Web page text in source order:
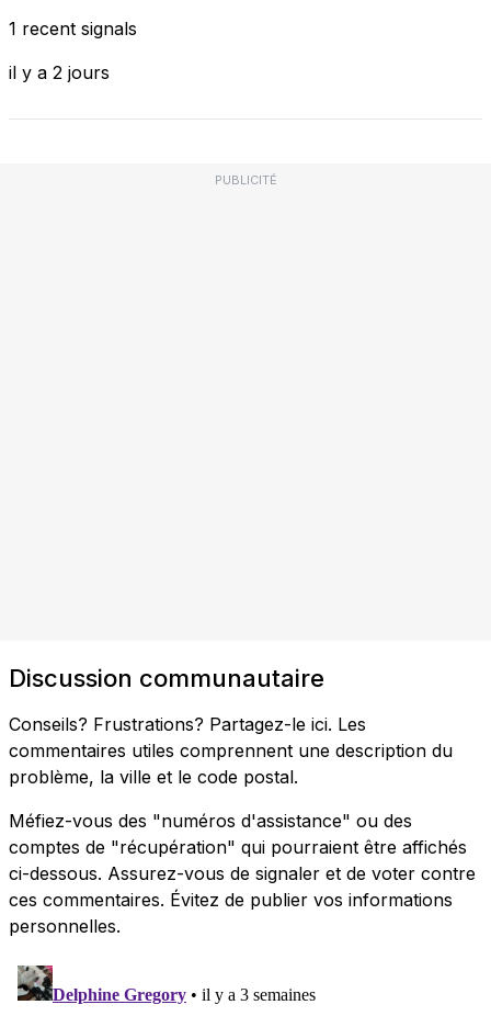
1 recent signals
il y a 2 jours
PUBLICITÉ
Discussion communautaire
Conseils? Frustrations? Partagez-le ici. Les
commentaires utiles comprennent une description du
problème, la ville et le code postal.
Méfiez-vous des "numéros d'assistance" ou des
comptes de "récupération" qui pourraient être affichés
ci-dessous. Assurez-vous de signaler et de voter contre
ces commentaires. Évitez de publier vos informations
personnelles.